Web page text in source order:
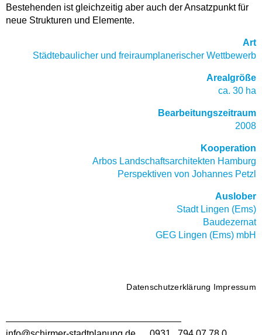
Bestehenden ist gleichzeitig aber auch der Ansatzpunkt für
neue Strukturen und Elemente.
Art
Städtebaulicher und freiraumplanerischer Wettbewerb
Arealgröße
ca. 30 ha
Bearbeitungszeitraum
2008
Kooperation
Arbos Landschaftsarchitekten Hamburg
Perspektiven von Johannes Petzl
Auslober
Stadt Lingen (Ems)
Baudezernat
GEG Lingen (Ems) mbH
Datenschutzerklärung Impressum